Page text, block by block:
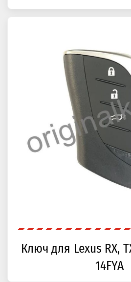
Ключ для Lexus RX,
14FYA